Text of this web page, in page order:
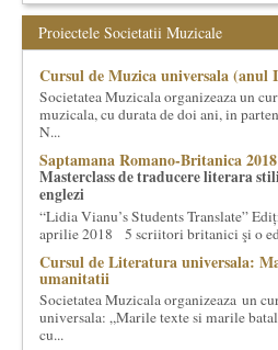
inceput cu muzica clasica - si de aici
dezvoltam proiecte si in alte domenii
Facem management cultural,
proprii sau preluate, modele si sisteme
cultural si consultanta. Organizam
evenimente culturale, private sau
cultura generala muzicala, teatrala,
Cuvinte in plus despre proiect, despre
cei care il finantateaza sunt in rubricile
Proiectele Societatii Muzicale
Cursul de Muzica universala (anul
Societatea Muzicala organizeaza un
muzicala, cu durata de doi ani, in
N...
Saptamana Romano-Britanica 2018
Masterclass de traducere literara
englezi
“Lidia Vianu’s Students Translate”
aprilie 2018 5 scriitori britanici şi o
Cursul de Literatura universala:
umanitatii
Societatea Muzicala organizeaza un
universala: „Marile texte si marile
cu...